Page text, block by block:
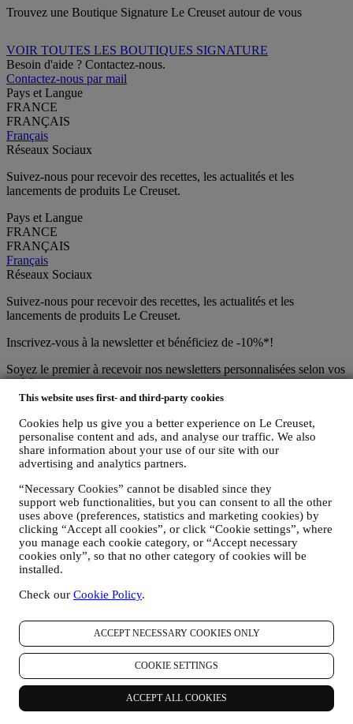
This website uses first- and third-party cookies
Cookies help us give you a better experience on Le Creuset,
personalise content and ads, and analyse our traffic. We also
share information about your use of our site with our
advertising and analytics partners.
“Necessary Cookies” cannot be disabled since they
support web functionalities, but you can consent to all the other
uses above (preferences, statistics and marketing cookies) by
clicking “Accept all cookies”, or click “Cookie settings”, where
you manage each cookie category, or “Accept necessary
cookies only”, so that no other category of cookies will be
installed.
Check our Cookie Policy.
ACCEPT NECESSARY COOKIES ONLY
COOKIE SETTINGS
ACCEPT ALL COOKIES
Trouvez une Boutique Signature Le Creuset autour de vous
VOIR TOUTES LES BOUTIQUES SIGNATURE
Besoin d'aide ? Contactez-nous.
Contactez-nous par mail
Pays et Langue
FRANCE
FRANÇAIS
Français
Réseaux Sociaux
Suivez-nous pour recevoir des recettes, les actualités et les
lancements de produits Le Creuset.
Pays et Langue
FRANCE
FRANÇAIS
Français
Réseaux Sociaux
Suivez-nous pour recevoir des recettes, les actualités et les
lancements de produits Le Creuset.
Inscrivez-vous à la newsletter et bénéficiez de -10%*!
Soyez le premier à recevoir nos newsletters personnalisées selon vos
intérêts et de vos envies.
% par e-mail. Lesconditions générales de promotions s'appliquent.
Email
En vous inscrivant, vous consentez à ce que Le Creuset France et
Le Creuset Group AG gèrent vos données en tant que responsables
conjoints du traitement des données.Politique de confidentialité.
Merci pour votre inscription!
Vous recevrez bientôt des nouvelles de Le Creuset.
Produits
Cuisine & Pâtisserie
Les indispensables de la Cuisine
Nos Histoires